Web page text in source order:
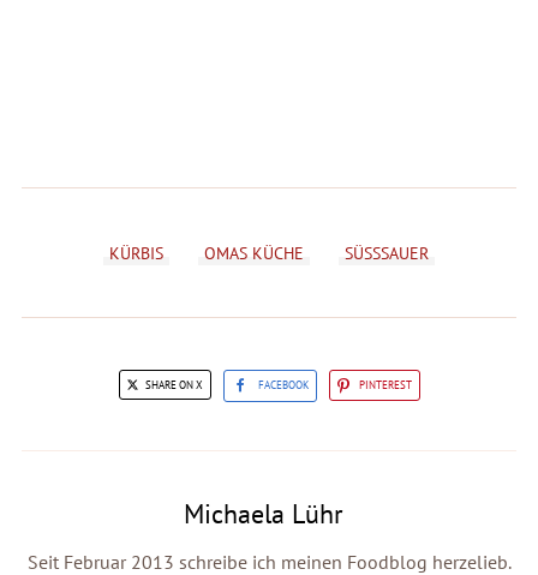
KÜRBIS OMAS KÜCHE SÜSSSAUER
SHARE ON X FACEBOOK PINTEREST
Michaela Lühr
Seit Februar 2013 schreibe ich meinen Foodblog herzelieb.